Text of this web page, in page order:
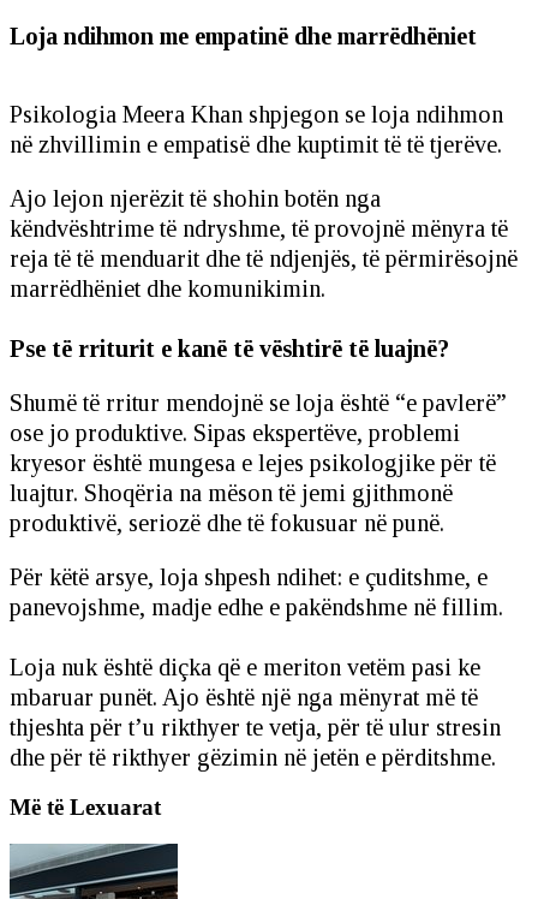
Loja ndihmon me empatinë dhe marrëdhëniet
Psikologia Meera Khan shpjegon se loja ndihmon
në zhvillimin e empatisë dhe kuptimit të të tjerëve.
Ajo lejon njerëzit të shohin botën nga
këndvështrime të ndryshme, të provojnë mënyra të
reja të të menduarit dhe të ndjenjës, të përmirësojnë
marrëdhëniet dhe komunikimin.
Pse të rriturit e kanë të vështirë të luajnë?
Shumë të rritur mendojnë se loja është “e pavlerë”
ose jo produktive. Sipas ekspertëve, problemi
kryesor është mungesa e lejes psikologjike për të
luajtur. Shoqëria na mëson të jemi gjithmonë
produktivë, seriozë dhe të fokusuar në punë.
Për këtë arsye, loja shpesh ndihet: e çuditshme, e
panevojshme, madje edhe e pakëndshme në fillim.
Loja nuk është diçka që e meriton vetëm pasi ke
mbaruar punët. Ajo është një nga mënyrat më të
thjeshta për t’u rikthyer te vetja, për të ulur stresin
dhe për të rikthyer gëzimin në jetën e përditshme.
Më të Lexuarat